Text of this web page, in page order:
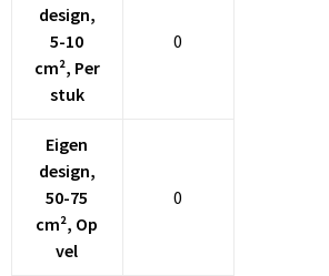
design,
5-10
cm², Per
stuk
0
Eigen
design,
50-75
cm², Op
vel
0